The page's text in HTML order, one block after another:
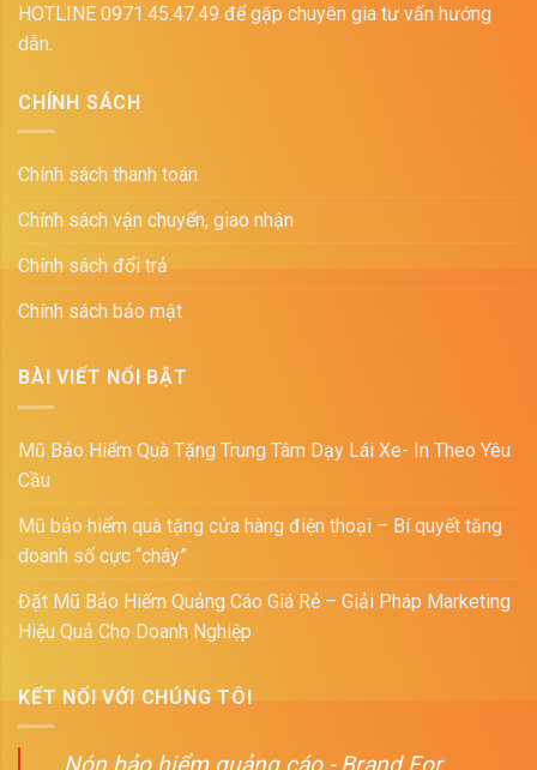
HOTLINE 0971.45.47.49 để gặp chuyên gia tư vấn hướng
dẫn.
CHÍNH SÁCH
Chính sách thanh toán
Chính sách vận chuyển, giao nhận
Chính sách đổi trả
Chính sách bảo mật
BÀI VIẾT NỔI BẬT
Mũ Bảo Hiểm Quà Tặng Trung Tâm Dạy Lái Xe- In Theo Yêu
Cầu
Mũ bảo hiểm quà tặng cửa hàng điện thoại – Bí quyết tăng
doanh số cực “cháy”
Đặt Mũ Bảo Hiểm Quảng Cáo Giá Rẻ – Giải Pháp Marketing
Hiệu Quả Cho Doanh Nghiệp
KẾT NỐI VỚI CHÚNG TÔI